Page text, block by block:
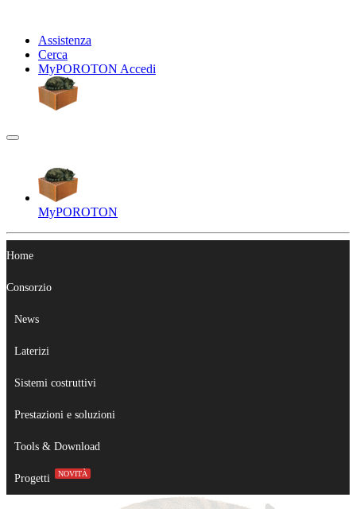
Assistenza
Cerca
MyPOROTON Accedi
MyPOROTON
Home
Consorzio
News
Laterizi
Sistemi costruttivi
Prestazioni e soluzioni
Tools & Download
Progetti NOVITÀ